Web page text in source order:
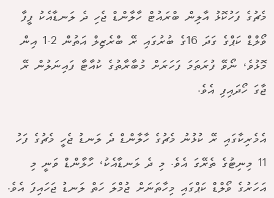
މެޗުގެ ފަހުކޮޅު އާލިން ބްރައުޓް ހާލާންޑް ޖެހި ދެ ލަނޑާއެކު ފީފާ
ވޯލްޑް ކަޕްގެ ގަދަ 16ގެ ބުރުގައި ރޭ ބްރެޒިލް އަތުން 2-1 އިން
މޮޅުވެ، ނޯވޭ ފުރަތަމަ ފަހަރަށް މުބާރާތުގެ ކުއާޓާ ފައިނަލުން ރޭ
ޖާގަ ހޯދައިފި އެވެ.
އެމެރިކާގައި ރޭ ކުޅުނު މެޗުގެ ހާލާންޑް ދެ ލަނޑު ޖެހީ މެޗުގެ ފަހު
11 މިނިޓުގެ ތެރޭގަ އެވެ. މި ދެ ލަނޑާއެކު، ހާލާންޑް ވަނީ މި
އަހަރުގެ ވޯލްޑް ކަޕްގައި މިހާތަނަށް ޖުމްލަ ހަތް ލަނޑު ޖަހައިފަ އެވެ.